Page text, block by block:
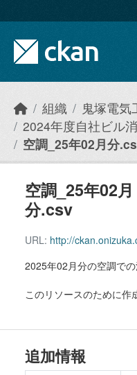
組織
鬼塚電気
2024年度自社ビル
空調_25年02月分
空調_25年02月
分.csv
URL: http://ckan.onizuka.co.jp/dataset/4e743067-eb93-4361-
2025年02月分の空調で
このリソースのために作
追加情報